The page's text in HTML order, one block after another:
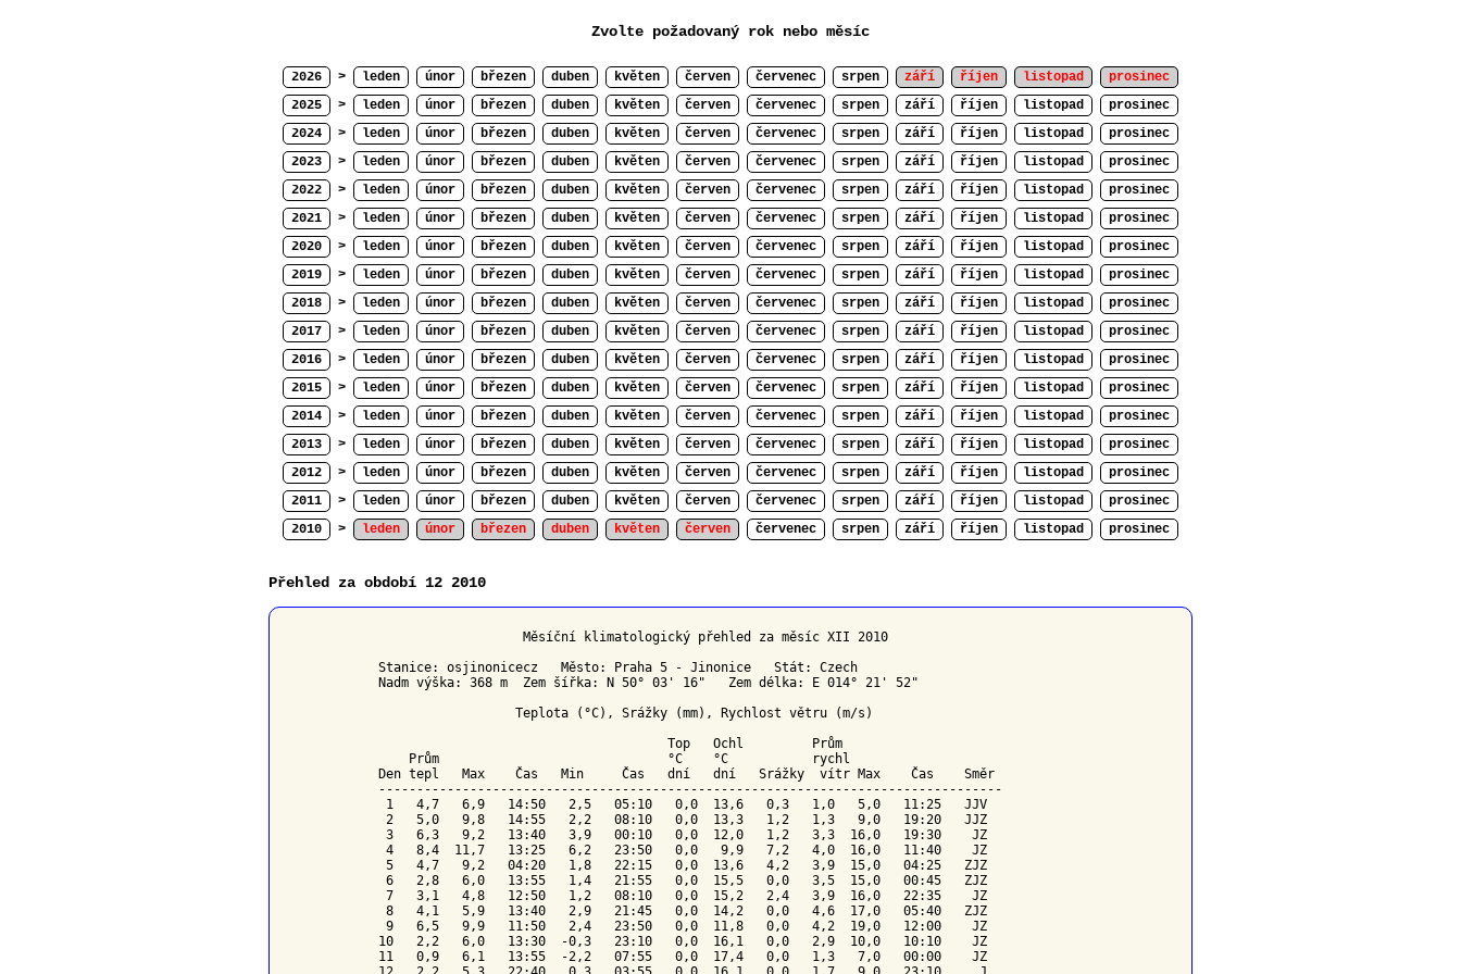
Zvolte požadovaný rok nebo měsíc
2026 > leden únor březen duben květen červen červenec srpen září říjen listopad
prosinec
2025
> leden únor březen duben květen červen červenec srpen září říjen listopad
prosinec
2024
> leden únor březen duben květen červen červenec srpen září říjen listopad
prosinec
2023
> leden únor březen duben květen červen červenec srpen září říjen listopad
prosinec
2022
> leden únor březen duben květen červen červenec srpen září říjen listopad
prosinec
2021
> leden únor březen duben květen červen červenec srpen září říjen listopad
prosinec
2020
> leden únor březen duben květen červen červenec srpen září říjen listopad
prosinec
2019
> leden únor březen duben květen červen červenec srpen září říjen listopad
prosinec
2018
> leden únor březen duben květen červen červenec srpen září říjen listopad
prosinec
2017
> leden únor březen duben květen červen červenec srpen září říjen listopad
prosinec
2016
> leden únor březen duben květen červen červenec srpen září říjen listopad
prosinec
2015
> leden únor březen duben květen červen červenec srpen září říjen listopad
prosinec
2014
> leden únor březen duben květen červen červenec srpen září říjen listopad
prosinec
2013
> leden únor březen duben květen červen červenec srpen září říjen listopad
prosinec
2012
> leden únor březen duben květen červen červenec srpen září říjen listopad
prosinec
2011
> leden únor březen duben květen červen červenec srpen září říjen listopad
prosinec
2010
> leden únor březen duben květen červen červenec srpen září říjen listopad prosinec
Přehled za období 12 2010
                   Měsíční klimatologický přehled za měsíc XII 2010
Stanice: osjinonicecz   Město: Praha 5 - Jinonice   Stát: Czech
Nadm výška: 368 m  Zem šířka: N 50° 03' 16"   Zem délka: E 014° 21' 52"
                  Teplota (°C), Srážky (mm), Rychlost větru (m/s)
Top
Ochl
        Prům
    Prům                              °C    °C
rychl
Den tepl   Max    Čas   Min     Čas   dní   dní   Srážky  vítr Max    Čas Směr
----------------------------------------------------------------------------------
1   4,7   6,9   14:50   2,5   05:10   0,0  13,6   0,3   1,0   5,0   11:25   JJV
2   5,0   9,8   14:55   2,2   08:10   0,0  13,3   1,2   1,3   9,0   19:20   JJZ
3   6,3   9,2   13:40   3,9   00:10   0,0  12,0   1,2   3,3  16,0   19:30    JZ
4   8,4  11,7   13:25   6,2   23:50   0,0   9,9   7,2   4,0  16,0   11:40    JZ
5   4,7   9,2   04:20   1,8   22:15   0,0  13,6   4,2   3,9  15,0   04:25   ZJZ
6   2,8   6,0   13:55   1,4   21:55   0,0  15,5   0,0   3,5  15,0   00:45   ZJZ
7   3,1   4,8   12:50   1,2   08:10   0,0  15,2   2,4   3,9  16,0   22:35    JZ
8   4,1   5,9   13:40   2,9   21:45   0,0  14,2   0,0   4,6  17,0   05:40   ZJZ
9   6,5   9,9   11:50   2,4   23:50   0,0  11,8   0,0   4,2  19,0   12:00    JZ
10   2,2   6,0   13:30  -0,3   23:10   0,0  16,1   0,0   2,9  10,0   10:10    JZ
11   0,9   6,1   13:55  -2,2   07:55   0,0  17,4   0,0   1,3   7,0   00:00    JZ